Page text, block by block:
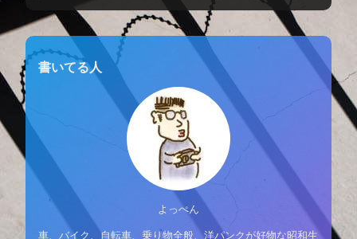
書いてる人
よっぺん
車、バイク、自転車、乗り物全般、洋パンクが好物な昭和生